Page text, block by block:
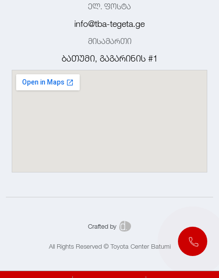
ელ. ფოსტა
info@tba-tegeta.ge
მისამართი
ბათუმი, გაგარინის #1
All Rights Reserved © Toyota Center Batumi
Crafted by